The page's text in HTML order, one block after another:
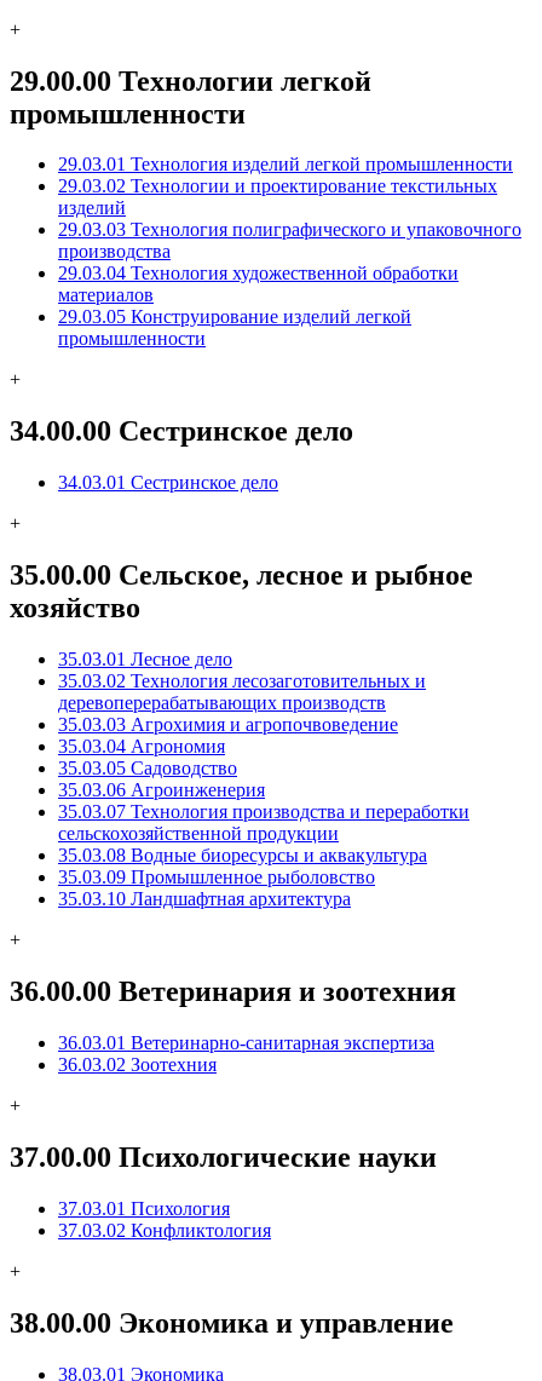
+
29.00.00 Технологии легкой
промышленности
29.03.01 Технология изделий легкой промышленности
29.03.02 Технологии и проектирование текстильных
изделий
29.03.03 Технология полиграфического и упаковочного
производства
29.03.04 Технология художественной обработки
материалов
29.03.05 Конструирование изделий легкой
промышленности
+
34.00.00 Сестринское дело
34.03.01 Сестринское дело
+
35.00.00 Сельское, лесное и рыбное
хозяйство
35.03.01 Лесное дело
35.03.02 Технология лесозаготовительных и
деревоперерабатывающих производств
35.03.03 Агрохимия и агропочвоведение
35.03.04 Агрономия
35.03.05 Садоводство
35.03.06 Агроинженерия
35.03.07 Технология производства и переработки
сельскохозяйственной продукции
35.03.08 Водные биоресурсы и аквакультура
35.03.09 Промышленное рыболовство
35.03.10 Ландшафтная архитектура
+
36.00.00 Ветеринария и зоотехния
36.03.01 Ветеринарно-санитарная экспертиза
36.03.02 Зоотехния
+
37.00.00 Психологические науки
37.03.01 Психология
37.03.02 Конфликтология
+
38.00.00 Экономика и управление
38.03.01 Экономика